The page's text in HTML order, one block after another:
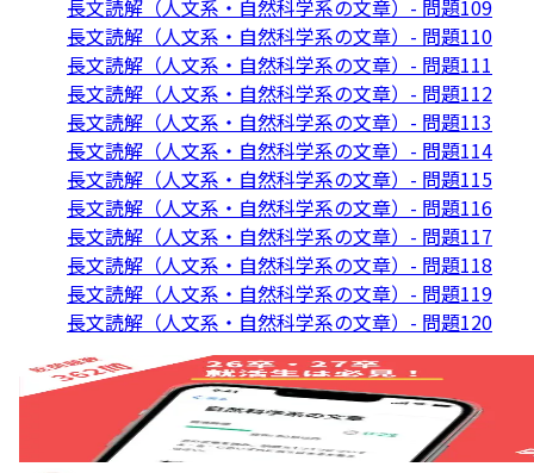
長文読解（人文系・自然科学系の文章）- 問題109
長文読解（人文系・自然科学系の文章）- 問題110
長文読解（人文系・自然科学系の文章）- 問題111
長文読解（人文系・自然科学系の文章）- 問題112
長文読解（人文系・自然科学系の文章）- 問題113
長文読解（人文系・自然科学系の文章）- 問題114
長文読解（人文系・自然科学系の文章）- 問題115
長文読解（人文系・自然科学系の文章）- 問題116
長文読解（人文系・自然科学系の文章）- 問題117
長文読解（人文系・自然科学系の文章）- 問題118
長文読解（人文系・自然科学系の文章）- 問題119
長文読解（人文系・自然科学系の文章）- 問題120